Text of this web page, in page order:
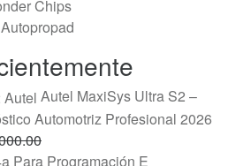
Chips
Autel MaxiSys Ultra S2 –
Automotriz Profesional 2026